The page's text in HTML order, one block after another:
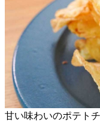
甘い味わいのポテト